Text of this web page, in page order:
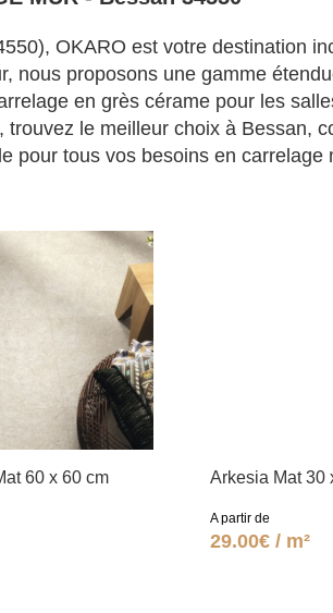
OKARO est votre destination
nous proposons une gamme
en grès cérame pour les
trouvez le meilleur choix à Bessan,
pour tous vos besoins en
60 x 60 cm
Arkesia Mat 30
A partir de
29.00€ / m²